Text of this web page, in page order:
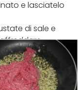
e lasciatelo
di sale e